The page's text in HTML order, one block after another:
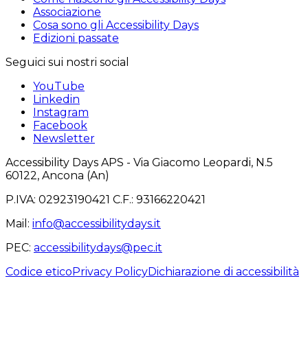
Associazione
Cosa sono gli Accessibility Days
Edizioni passate
Seguici sui nostri social
YouTube
Linkedin
Instagram
Facebook
Newsletter
Accessibility Days APS - Via Giacomo Leopardi, N.5
60122, Ancona (An)
P.IVA: 02923190421 C.F.: 93166220421
Mail : info@accessibilitydays.it
PEC: accessibilitydays@pec.it
Codice eticoPrivacy PolicyDichiarazione di accessibilità